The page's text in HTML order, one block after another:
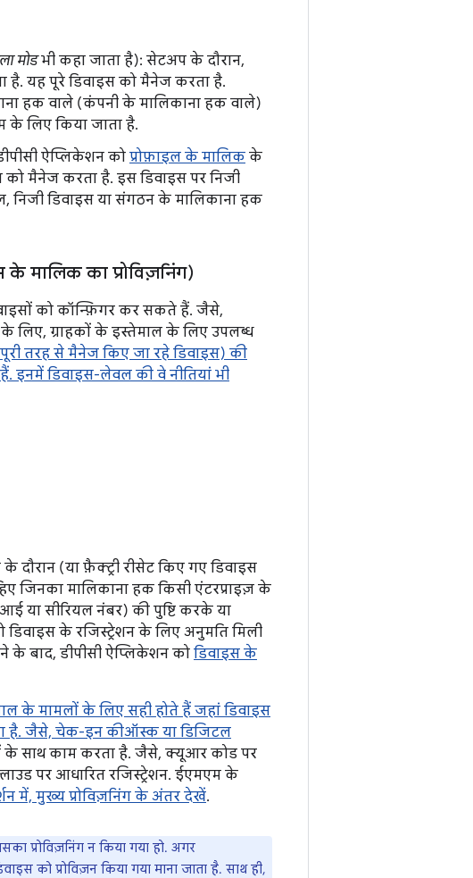
मोडभी कहा जाता है): सेटअप के दौरान,
है. यह पूरे डिवाइस को मैनेज करता है.
हक वाले (कंपनी के मालिकाना हक वाले)
के लिए किया जाता है.
ऐप्लिकेशन को प्रोफ़ाइल के मालिक के
को मैनेज करता है. इस डिवाइस पर निजी
निजी डिवाइस या संगठन के मालिकाना हक
के मालिक का प्रोविज़निंग)
को कॉन्फ़िगर कर सकते हैं. जैसे,
के लिए, ग्राहकों के इस्तेमाल के लिए उपलब्ध
तरह से मैनेज किए जा रहे डिवाइस) की
डिवाइस-लेवल की वे नीतियां भी
(या फ़ैक्ट्री रीसेट किए गए डिवाइस
जिनका मालिकाना हक किसी एंटरप्राइज़ के
या सीरियल नंबर) की पुष्टि करके या
के रजिस्ट्रेशन के लिए अनुमति मिली
के बाद, डीपीसी ऐप्लिकेशन को डिवाइस के
के मामलों के लिए सही होते हैं जहां डिवाइस
है. जैसे, चेक-इन कीऑस्क या डिजिटल
के साथ काम करता है. जैसे, क्यूआर कोड पर
पर आधारित रजिस्ट्रेशन. ईएमएम के
में, मुख्य प्रोविज़निंग के अंतर देखें.
प्रोविज़निंग न किया गया हो. अगर
को प्रोविज़न किया गया माना जाता है. साथ ही,